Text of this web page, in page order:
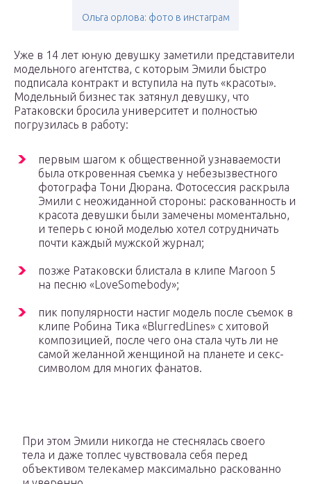
Ольга орлова: фото в инстаграм
Уже в 14 лет юную девушку заметили представители
модельного агентства, с которым Эмили быстро
подписала контракт и вступила на путь «красоты».
Модельный бизнес так затянул девушку, что
Ратаковски бросила университет и полностью
погрузилась в работу:
первым шагом к общественной узнаваемости
была откровенная съемка у небезызвестного
фотографа Тони Дюрана. Фотосессия раскрыла
Эмили с неожиданной стороны: раскованность и
красота девушки были замечены моментально,
и теперь с юной моделью хотел сотрудничать
почти каждый мужской журнал;
позже Ратаковски блистала в клипе Maroon 5
на песню «LoveSomebody»;
пик популярности настиг модель после съемок в
клипе Робина Тика «BlurredLines» с хитовой
композицией, после чего она стала чуть ли не
самой желанной женщиной на планете и секс-
символом для многих фанатов.
При этом Эмили никогда не стеснялась своего
тела и даже топлес чувствовала себя перед
объективом телекамер максимально раскованно